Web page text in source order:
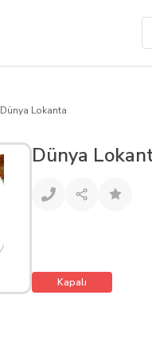
Dünya Lokanta
Dünya
Kapalı